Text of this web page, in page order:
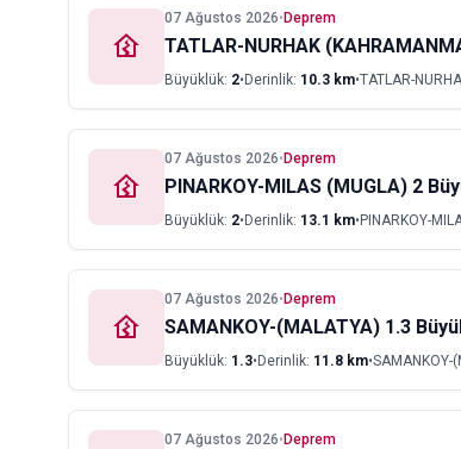
07 Ağustos 2026• Deprem
TATLAR-NURHAK
Büyüklük: 2•Derinlik: 10.3 km•TATLAR-
07 Ağustos 2026• Deprem
PINARKOY-MILAS (MUGLA) 2
Büyüklük: 2•Derinlik: 13.1 km•PINARKOY-
07 Ağustos 2026• Deprem
SAMANKOY-(MALATYA) 1.3
Büyüklük: 1.3•Derinlik: 11.8 km•SAMANKOY-
07 Ağustos 2026• Deprem